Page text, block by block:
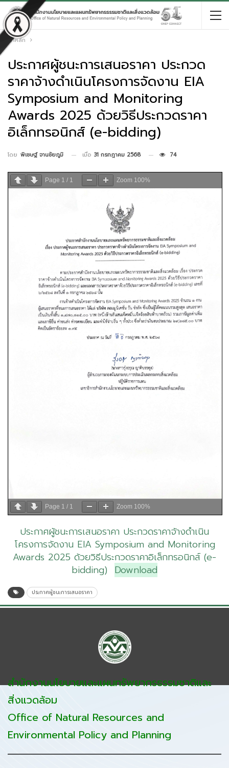
หน้าหลัก
ประกาศผู้ชนะการเสนอราคา ประกวด
ราคาจ้างดำเนินโครงการจัดงาน EIA
Symposium and Monitoring
Awards 2025 ด้วยวิธีประกวดราคา
อิเล็กทรอนิกส์ (e-bidding)
โดย พิเชษฐ์ จานชัยภูมิ เมื่อ 31 กรกฎาคม 2568 74
Page 1 / 1 Zoom 100%
Page 1 / 1 Zoom 100%
ประกาศผู้ชนะการเสนอราคา ประกวดราคาจ้างดำเนิน
โครงการจัดงาน EIA Symposium and Monitoring
Awards 2025 ด้วยวิธีประกวดราคาอิเล็กทรอนิกส์ (e-
bidding) Download
ประกาศผู้ชนะการเสนอราคา
สำนักงานนโยบายและแผนทรัพยากรธรรมชาติและ
สิ่งแวดล้อม
Office of Natural Resources and
Environmental Policy and Planning